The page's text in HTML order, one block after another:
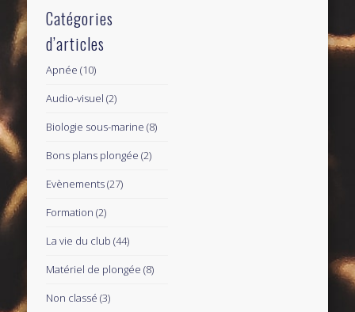
Catégories
d’articles
Apnée (10)
Audio-visuel (2)
Biologie sous-marine (8)
Bons plans plongée (2)
Evènements(27)
Formation (2)
La vie du club (44)
Matériel de plongée (8)
Non classé (3)